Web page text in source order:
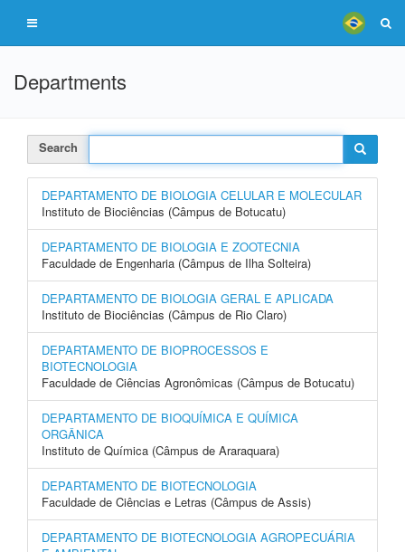
Departments
Search
DEPARTAMENTO DE BIOLOGIA CELULAR E MOLECULAR
Instituto de Biociências (Câmpus de Botucatu)
DEPARTAMENTO DE BIOLOGIA E ZOOTECNIA
Faculdade de Engenharia (Câmpus de Ilha Solteira)
DEPARTAMENTO DE BIOLOGIA GERAL E APLICADA
Instituto de Biociências (Câmpus de Rio Claro)
DEPARTAMENTO DE BIOPROCESSOS E
BIOTECNOLOGIA
Faculdade de Ciências Agronômicas (Câmpus de Botucatu)
DEPARTAMENTO DE BIOQUÍMICA E QUÍMICA
ORGÂNICA
Instituto de Química (Câmpus de Araraquara)
DEPARTAMENTO DE BIOTECNOLOGIA
Faculdade de Ciências e Letras (Câmpus de Assis)
DEPARTAMENTO DE BIOTECNOLOGIA AGROPECUÁRIA